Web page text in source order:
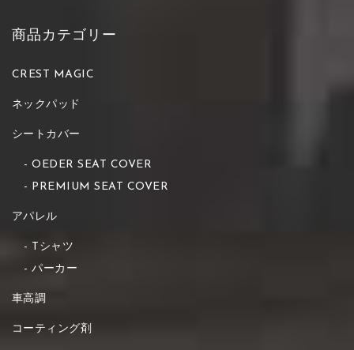
商品カテゴリー
CREST MAGIC
ネックパッド
シートカバー
OEDER SEAT COVER
PREMIUM SEAT COVER
アパレル
Tシャツ
パーカー
車高調
コーティング剤